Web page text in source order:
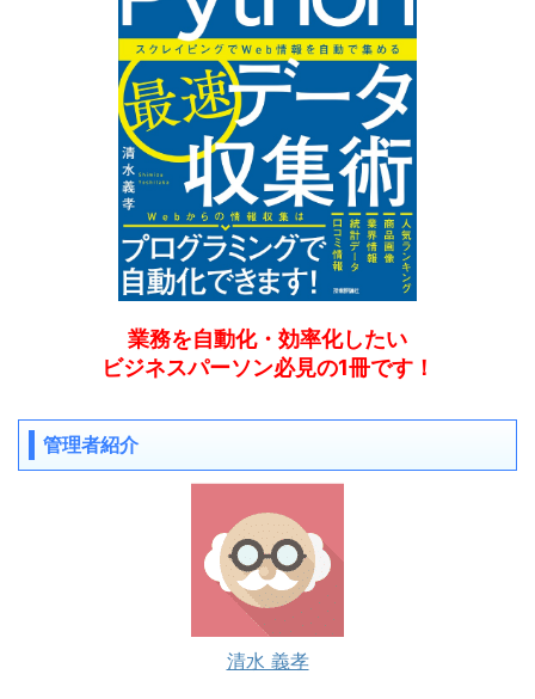
業務を自動化・効率化したい
ビジネスパーソン必見の1冊です！
管理者紹介
清水 義孝